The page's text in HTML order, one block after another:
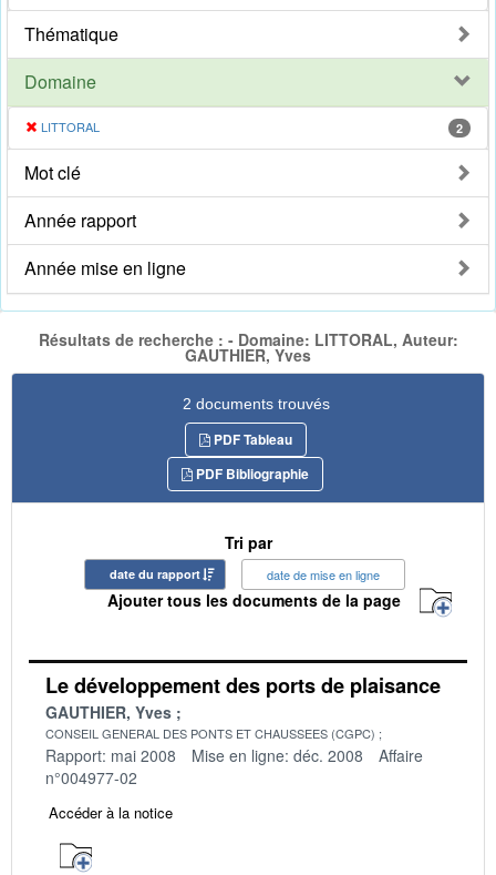
Thématique
Domaine
LITTORAL 2
Mot clé
Année rapport
Année mise en ligne
Résultats de recherche : - Domaine: LITTORAL, Auteur:
GAUTHIER, Yves
2 documents trouvés
PDF Tableau
PDF Bibliographie
Tri par
date du rapport date de mise en ligne
Ajouter tous les documents de la page
Le développement des ports de plaisance
GAUTHIER, Yves
CONSEIL GENERAL DES PONTS ET CHAUSSEES (CGPC)
Rapport: mai 2008 Mise en ligne: déc. 2008
Affaire
n°004977-02
Accéder à la notice